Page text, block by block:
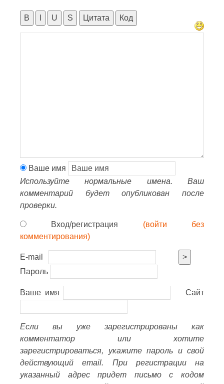
B U S Цитата Код
Ваше имя
Используйте нормальные имена. Ваш
комментарий будет опубликован после
проверки.
Вход/регистрация (войти без
комментирования)
E-mail
>
Пароль
Ваше имя Сайт
Если вы уже зарегистрированы как
комментатор или хотите
зарегистрироваться, укажите пароль и свой
действующий email. При регистрации на
указанный адрес придет письмо с кодом